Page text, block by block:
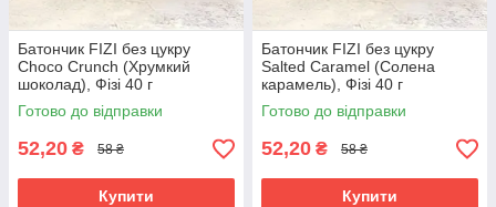
Батончик FIZI без цукру
Choco Crunch (Хрумкий
шоколад), Фізі 40 г
Готово до відправки
52,20 ₴ 58 ₴
Купити
Батончик FIZI без цукру
Salted Caramel (Солена
карамель), Фізі 40 г
Готово до відправки
52,20 ₴ 58 ₴
Купити